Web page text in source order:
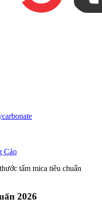
Cáo
tấm mica tiêu chuẩn
2026